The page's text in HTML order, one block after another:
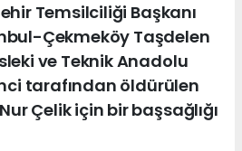
Temsilciliği Başkanı
Çekmeköy Taşdelen
ve Teknik Anadolu
tarafından öldürülen
Çelik için bir başsağlığı